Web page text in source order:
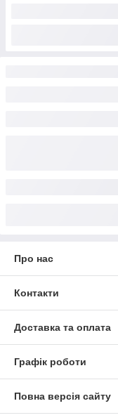
Про нас
Контакти
Доставка та оплата
Графік роботи
Повна версія сайту